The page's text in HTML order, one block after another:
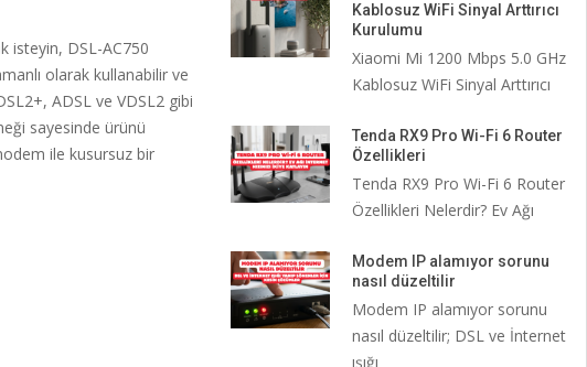
isteyin, DSL-AC750
olarak kullanabilir ve
ADSL ve VDSL2 gibi
sayesinde ürünü
ile kusursuz bir
Kablosuz WiFi Sinyal Arttırıcı
Kurulumu
Xiaomi Mi 1200 Mbps 5.0 GHz
Kablosuz WiFi Sinyal Arttırıcı
Tenda RX9 Pro Wi-Fi 6 Router
Özellikleri
Tenda RX9 Pro Wi-Fi 6 Router
Özellikleri Nelerdir? Ev Ağı
Modem IP alamıyor sorunu
nasıl düzeltilir
Modem IP alamıyor sorunu
nasıl düzeltilir; DSL ve İnternet
ışığı